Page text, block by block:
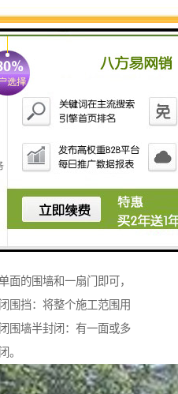
的不得低于2.5米，其余不
于市政工程，所谓的半封
面或两面开放，便于施工
在保证安全的情况下来确
在闹市，一个道路维修工
，这个时候就需要全封
发危险。再假设一条新建
面的围墙和一扇门即可，
围挡：将整个施工范围用
围墙半封闭：有一面或多
。